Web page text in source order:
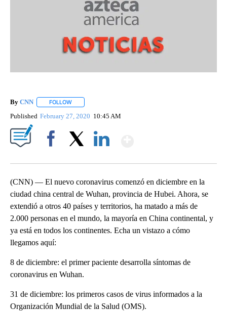
By CNN FOLLOW
Published February 27, 2020 10:45 AM
(CNN) — El nuevo coronavirus comenzó en diciembre en la
ciudad china central de Wuhan, provincia de Hubei. Ahora, se
extendió a otros 40 países y territorios, ha matado a más de
2.000 personas en el mundo, la mayoría en China continental, y
ya está en todos los continentes. Echa un vistazo a cómo
llegamos aquí:
8 de diciembre: el primer paciente desarrolla síntomas de
coronavirus en Wuhan.
31 de diciembre: los primeros casos de virus informados a la
Organización Mundial de la Salud (OMS).